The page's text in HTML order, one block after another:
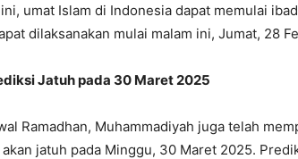
umat Islam di Indonesia dapat memulai
dilaksanakan mulai malam ini, Jumat, 28
Jatuh pada 30 Maret 2025
Ramadhan, Muhammadiyah juga telah
akan jatuh pada Minggu, 30 Maret 2025.